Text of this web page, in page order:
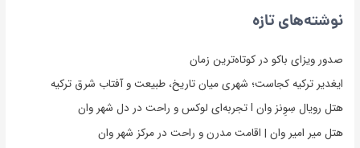
نوشته‌های تازه
صدور ویزای باکو در کوتاه‌ترین زمان
ایغدیر ترکیه کجاست؛ شهری میان تاریخ، طبیعت و آفتاب شرق ترکیه
هتل رویال سِوِنز وان l تجربه‌ای لوکس و راحت در دل شهر وان
هتل میر امیر وان | اقامت مدرن و راحت در مرکز شهر وان